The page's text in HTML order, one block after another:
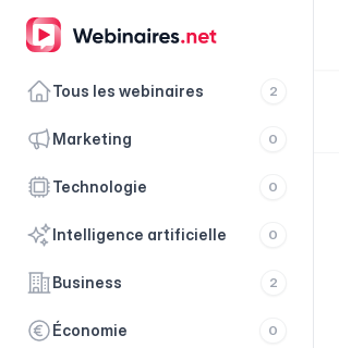
Tous les webinaires 2
marketing 0
technologie 0
intelligence artificielle 0
business 2
économie 0